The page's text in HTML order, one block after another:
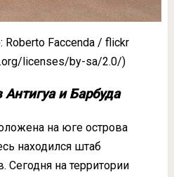
Roberto Faccenda / flickr
licenses/by-sa/2.0/)
и Барбуда
на юге острова
находился штаб
Сегодня на территории